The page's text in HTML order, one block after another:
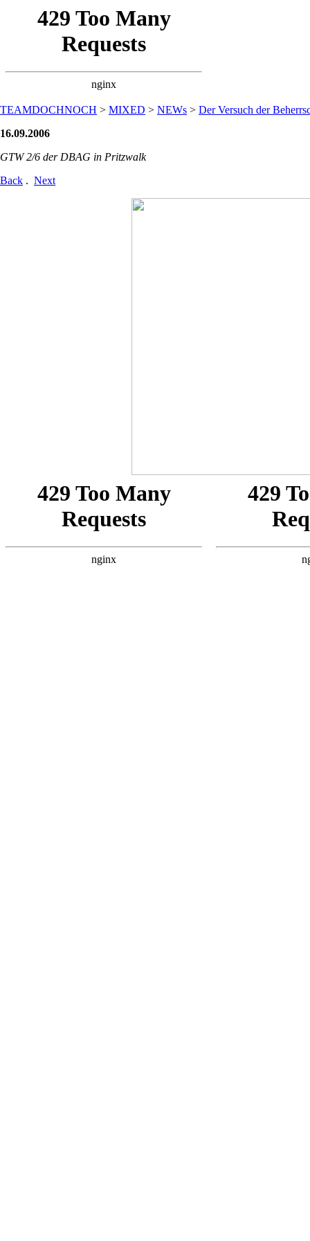
TEAMDOCHNOCH > MIXED > NEWs > Der Versuch der
16.09.2006
GTW 2/6 der DBAG in Pritzwalk
Back . Next